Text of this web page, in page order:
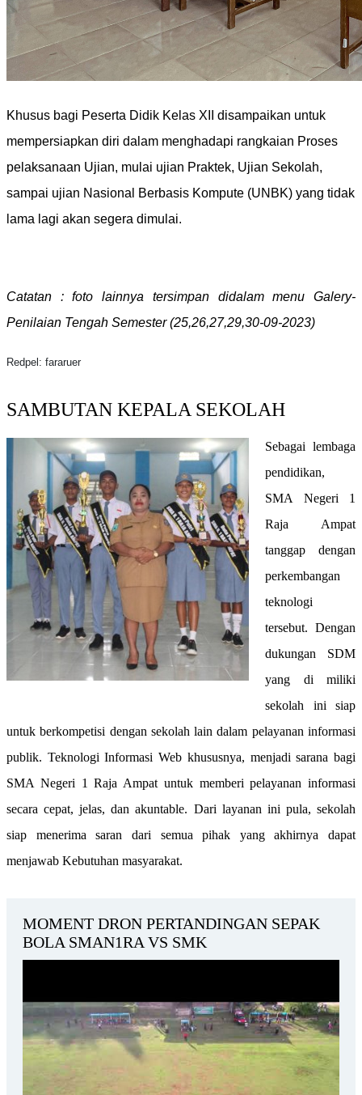
Khusus bagi Peserta Didik Kelas XII disampaikan untuk
mempersiapkan diri dalam menghadapi rangkaian Proses
pelaksanaan Ujian, mulai ujian Praktek, Ujian Sekolah,
sampai ujian Nasional Berbasis Kompute (UNBK) yang tidak
lama lagi akan segera dimulai.
Catatan : foto lainnya tersimpan didalam menu Galery-
Penilaian Tengah Semester (25,26,27,29,30-09-2023)
Redpel: fararuer
SAMBUTAN KEPALA SEKOLAH
Sebagai lembaga
pendidikan,
SMA Negeri 1
Raja Ampat
tanggap dengan
perkembangan
teknologi
tersebut. Dengan
dukungan SDM
yang di miliki
sekolah ini siap
untuk berkompetisi dengan sekolah lain dalam pelayanan informasi
publik. Teknologi Informasi Web khususnya, menjadi sarana bagi
SMA Negeri 1 Raja Ampat untuk memberi pelayanan informasi
secara cepat, jelas, dan akuntable. Dari layanan ini pula, sekolah
siap menerima saran dari semua pihak yang akhirnya dapat
menjawab Kebutuhan masyarakat.
MOMENT DRON PERTANDINGAN SEPAK
BOLA SMAN1RA VS SMK